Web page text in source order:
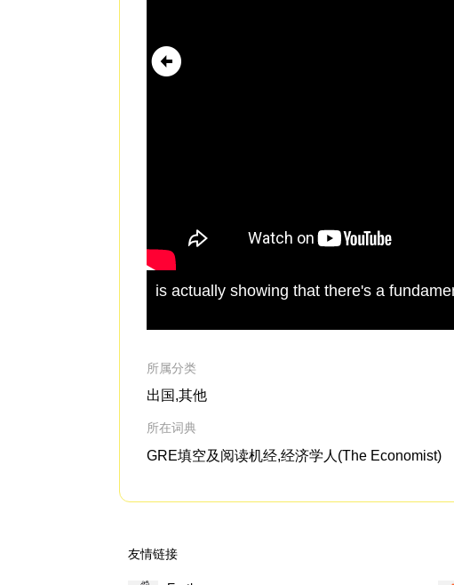
is actually showing that there's a
所属分类
出国,其他
所在词典
GRE填空及阅读机经,经济学人(The Economist)
友情链接